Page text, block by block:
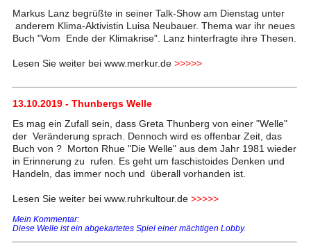
Markus Lanz begrüßte in seiner Talk-Show am Dienstag unter
anderem Klima-Aktivistin Luisa Neubauer. Thema war ihr neues
Buch "Vom Ende der Klimakrise". Lanz hinterfragte ihre Thesen.
Lesen Sie weiter bei www.merkur.de >>>>>
13.10.2019 - Thunbergs Welle
Es mag ein Zufall sein, dass Greta Thunberg von einer "Welle"
der Veränderung sprach. Dennoch wird es offenbar Zeit, das
Buch von ? Morton Rhue "Die Welle" aus dem Jahr 1981 wieder
in Erinnerung zu rufen. Es geht um faschistoides Denken und
Handeln, das immer noch und überall vorhanden ist.
Lesen Sie weiter bei www.ruhrkultour.de >>>>>
Mein Kommentar:
Diese Welle ist ein abgekartetes Spiel einer mächtigen Lobby.